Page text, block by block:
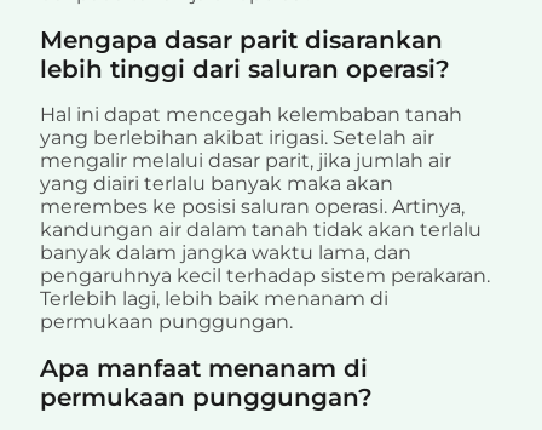
Mengapa dasar parit disarankan
lebih tinggi dari saluran operasi?
Hal ini dapat mencegah kelembaban tanah
yang berlebihan akibat irigasi. Setelah air
mengalir melalui dasar parit, jika jumlah air
yang diairi terlalu banyak maka akan
merembes ke posisi saluran operasi. Artinya,
kandungan air dalam tanah tidak akan terlalu
banyak dalam jangka waktu lama, dan
pengaruhnya kecil terhadap sistem perakaran.
Terlebih lagi, lebih baik menanam di
permukaan punggungan.
Apa manfaat menanam di
permukaan punggungan?